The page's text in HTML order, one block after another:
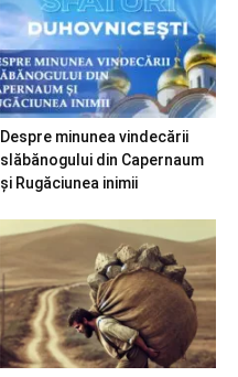
Despre minunea vindecării
slăbănogului din Capernaum
și Rugăciunea inimii